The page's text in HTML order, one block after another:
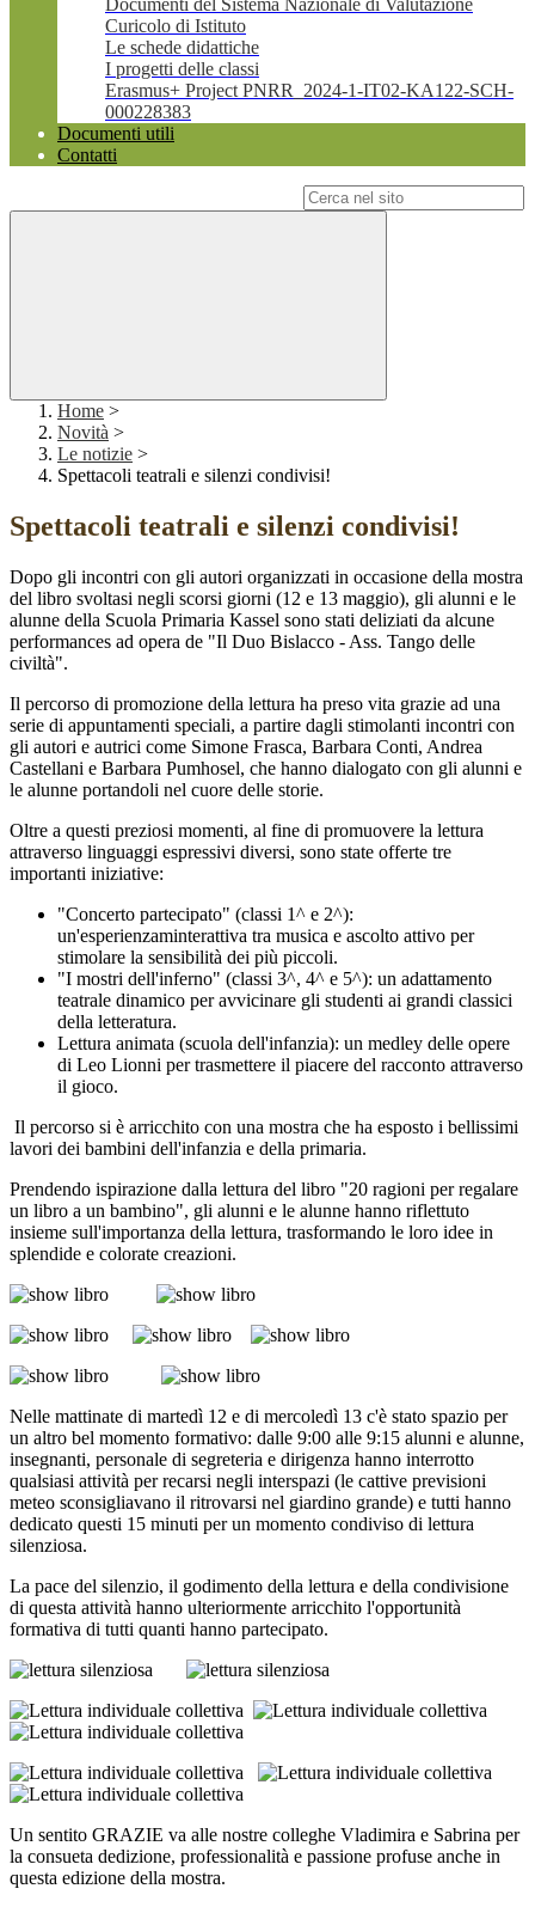
Documenti del Sistema Nazionale di Valutazione
Curicolo di Istituto
Le schede didattiche
I progetti delle classi
Erasmus+ Project PNRR_2024-1-IT02-KA122-SCH-
000228383
Documenti utili
Contatti
Home >
Novità >
Le notizie >
Spettacoli teatrali e silenzi condivisi!
Spettacoli teatrali e silenzi condivisi!
Dopo gli incontri con gli autori organizzati in occasione della mostra
del libro svoltasi negli scorsi giorni (12 e 13 maggio), gli alunni e le
alunne della Scuola Primaria Kassel sono stati deliziati da alcune
performances ad opera de "Il Duo Bislacco - Ass. Tango delle
civiltà".
Il percorso di promozione della lettura ha preso vita grazie ad una
serie di appuntamenti speciali, a partire dagli stimolanti incontri con
gli autori e autrici come Simone Frasca, Barbara Conti, Andrea
Castellani e Barbara Pumhosel, che hanno dialogato con gli alunni e
le alunne portandoli nel cuore delle storie.
Oltre a questi preziosi momenti, al fine di promuovere la lettura
attraverso linguaggi espressivi diversi, sono state offerte tre
importanti iniziative:
"Concerto partecipato" (classi 1^ e 2^):
un'esperienzaminterattiva tra musica e ascolto attivo per
stimolare la sensibilità dei più piccoli.
"I mostri dell'inferno" (classi 3^, 4^ e 5^): un adattamento
teatrale dinamico per avvicinare gli studenti ai grandi classici
della letteratura.
Lettura animata (scuola dell'infanzia): un medley delle opere
di Leo Lionni per trasmettere il piacere del racconto attraverso
il gioco.
Il percorso si è arricchito con una mostra che ha esposto i bellissimi
lavori dei bambini dell'infanzia e della primaria.
Prendendo ispirazione dalla lettura del libro "20 ragioni per regalare
un libro a un bambino", gli alunni e le alunne hanno riflettuto
insieme sull'importanza della lettura, trasformando le loro idee in
splendide e colorate creazioni.
Nelle mattinate di martedì 12 e di mercoledì 13 c'è stato spazio per
un altro bel momento formativo: dalle 9:00 alle 9:15 alunni e alunne,
insegnanti, personale di segreteria e dirigenza hanno interrotto
qualsiasi attività per recarsi negli interspazi (le cattive previsioni
meteo sconsigliavano il ritrovarsi nel giardino grande) e tutti hanno
dedicato questi 15 minuti per un momento condiviso di lettura
silenziosa.
La pace del silenzio, il godimento della lettura e della condivisione
di questa attività hanno ulteriormente arricchito l'opportunità
formativa di tutti quanti hanno partecipato.
Un sentito GRAZIE va alle nostre colleghe Vladimira e Sabrina per
la consueta dedizione, professionalità e passione profuse anche in
questa edizione della mostra.